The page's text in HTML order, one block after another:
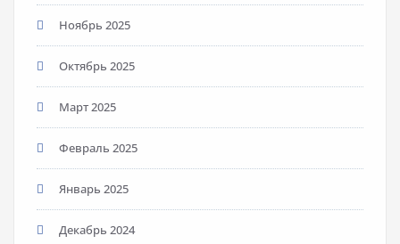
Ноябрь 2025
Октябрь 2025
Март 2025
Февраль 2025
Январь 2025
Декабрь 2024